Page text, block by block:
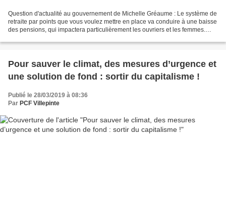
Question d'actualité au gouvernement de Michelle Gréaume : Le système de
retraite par points que vous voulez mettre en place va conduire à une baisse
des pensions, qui impactera particulièrement les ouvriers et les femmes.
Pour sauver le climat, des mesures d’urgence et
une solution de fond : sortir du capitalisme !
Publié le 28/03/2019 à 08:36
Par PCF Villepinte